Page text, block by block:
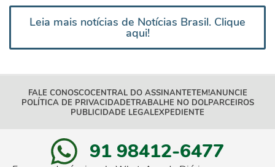
Leia mais notícias de Notícias Brasil. Clique
aqui!
FALE CONOSCOCENTRAL DO ASSINANTETEM!ANUNCIE
POLÍTICA DE PRIVACIDADETRABALHE NO DOLPARCEIROS
PUBLICIDADE LEGALEXPEDIENTE
91 98412-6477